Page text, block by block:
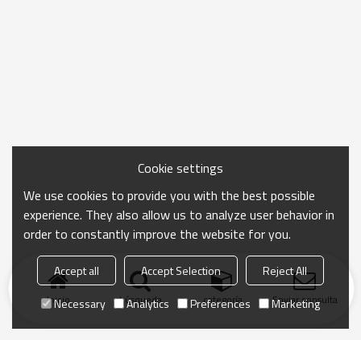
Inicio búsqueda categoría Enviar consulta
Cookie settings
We use cookies to provide you with the best possible
experience. They also allow us to analyze user behavior in
order to constantly improve the website for you.
Accept all Accept Selection
Reject All
Necessary
Analytics Preferences Marketing